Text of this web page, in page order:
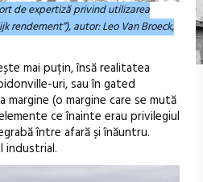
de expertiză privind utilizarea
rendement”), autor: Leo Van Broeck,
mai puțin, însă realitatea
uri, sau în gated
margine (o margine care se mută
ce înainte erau privilegiul
între afară și înăuntru.
industrial.